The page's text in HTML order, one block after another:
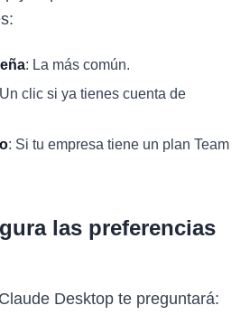
: La más común.
clic si ya tienes cuenta de
: Si tu empresa tiene un plan Team
las preferencias
Desktop te preguntará: